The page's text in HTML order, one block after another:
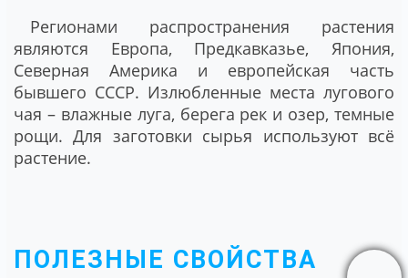
Регионами распространения растения
являются Европа, Предкавказье, Япония,
Северная Америка и европейская часть
бывшего СССР. Излюбленные места лугового
чая – влажные луга, берега рек и озер, темные
рощи. Для заготовки сырья используют всё
растение.
ПОЛЕЗНЫЕ СВОЙСТВА